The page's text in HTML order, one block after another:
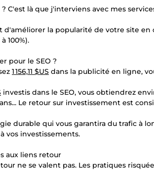
C'est là que j'interviens avec mes
d'améliorer la popularité de votre site
100%).
pour le SEO ?
1 156,11 $US dans la publicité en ligne,
investis dans le SEO, vous obtiendrez
Le retour sur investissement est
durable qui vous garantira du trafic à
vos investissements.
aux liens retour
ne se valent pas. Les pratiques